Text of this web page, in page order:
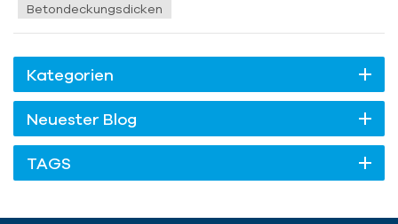
Betondeckungsdicken
Kategorien
Neuester Blog
TAGS